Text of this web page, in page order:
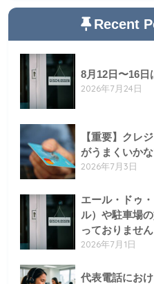
Recent
8月12日〜16日
2026年7月24日
【重要】クレ
がうまくいか
2026年7月3日
エール・ドゥ
ル）や駐車場
っておりません
2026年7月1日
代表電話にお